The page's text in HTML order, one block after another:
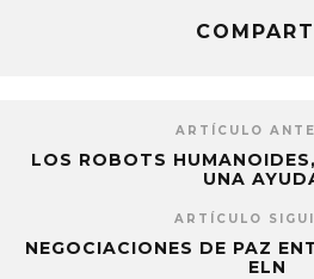
ARTÍCULO
LOS ROBOTS
UNA
ARTÍCULO
NEGOCIACIONES DE PAZ
ELN